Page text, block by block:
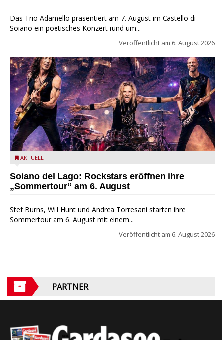
Das Trio Adamello präsentiert am 7. August im Castello di
Soiano ein poetisches Konzert rund um...
Veröffentlicht am 6. August 2026
Stef Burns, Will Hunt und Andrea Torresani im Summer Rock
AKTUELL
Soiano del Lago: Rockstars eröffnen ihre
„Sommertour“ am 6. August
Stef Burns, Will Hunt und Andrea Torresani starten ihre
Sommertour am 6. August mit einem...
Veröffentlicht am 6. August 2026
PARTNER